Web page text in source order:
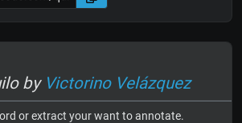
by Victorino Velázquez
or extract your want to annotate.